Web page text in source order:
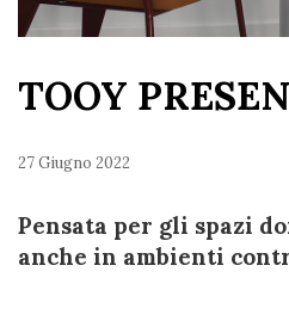
TOOY
27 Giugno 2022
Pensata per gli spazi
anche in ambienti